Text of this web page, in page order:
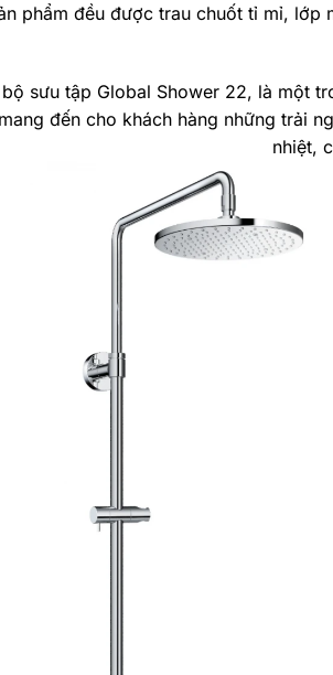
phẩm đều được trau chuốt tỉ mỉ,
sưu tập Global Shower 22, là một
đến cho khách hàng những trải
nhiệt,